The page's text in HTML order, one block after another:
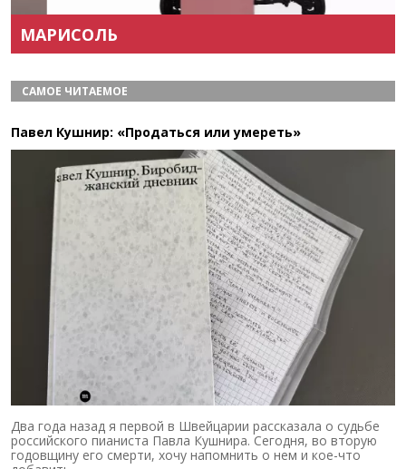
МАРИСОЛЬ
САМОЕ ЧИТАЕМОЕ
Павел Кушнир: «Продаться или умереть»
Два года назад я первой в Швейцарии рассказала о судьбе
российского пианиста Павла Кушнира. Сегодня, во вторую
годовщину его смерти, хочу напомнить о нем и кое-что